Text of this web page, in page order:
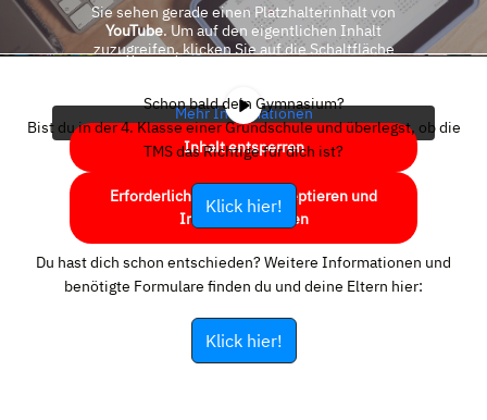
Sie sehen gerade einen Platzhalterinhalt von
YouTube. Um auf den eigentlichen Inhalt
zuzugreifen, klicken Sie auf die Schaltfläche
Mehr Informationen
Inhalt entsperren
Erforderlichen Service akzeptieren und
Inhalte entsperren
Schon bald dein Gymnasium?
Bist du in der 4. Klasse einer Grundschule und überlegst, ob die
TMS das Richtige für dich ist?
Klick hier!
Du hast dich schon entschieden? Weitere Informationen und
benötigte Formulare finden du und deine Eltern hier:
Klick hier!